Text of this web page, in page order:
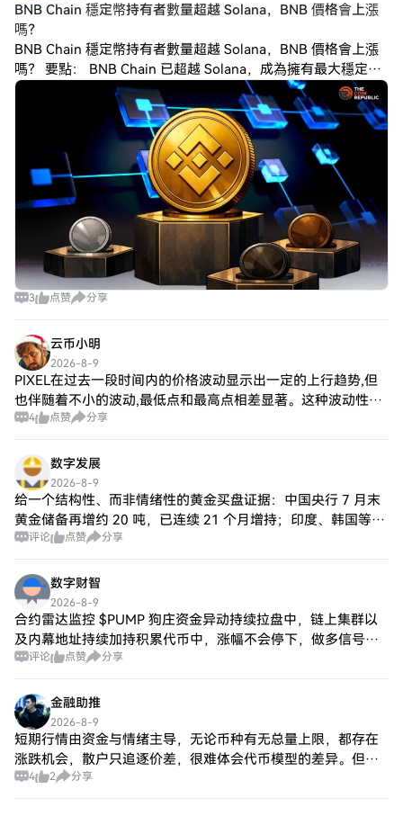
可及性。 闪电币的一大亮点是其对社区参与
的承诺。超过80%的代币被分发回社区，从
而加强了一个用户可以影响项目发展的民主
模型。这确保参与者不仅仅是用户，而是闪
电币成功的股东，促进参与感和归属感。 除
了其创新的治理结构和技术优势外，闪电币
还培养了充满活力的社区精神。通过吸引模
因文化，它吸引了众多参与者，他们不仅寻
求经济利益，还希望参与一个志同道合的社
区。 闪电币的发展历程（$BOLT） 虽然闪电
币历史上的具体里程碑尚未明确——反映出
其初生和社区驱动的特性——但可以提及一
些关键时刻： 创立：具体的创立细节尚未公
开，但该项目是在zkSync时代生态系统中出
现的。 DAO治理：该项目的DAO治理模型已
实施，允许社区积极参与决策过程。 与
zkSync时代生态系统的整合：在zkSync生态
易能力和有竞争力的低费用。 闪电币的关键
特点（$BOLT） 闪电币包含几个核心特征，
使其在拥挤的加密货币市场中脱颖而出： 社
区拥有：闪电币通过DAO由用户治理，确保
集体决策和问责制。 快速交易：利用zkSync
将交易费用减少到最低，促进包容性和可达
性。 去中心化治理：以DAO为中心的方法使
用户能够塑造项目的未来，增强了用户的所
有权感和参与感。 文化相关性：通过拥抱模
因文化，闪电币与渴望参与轻松而积极社区
发展。 结论 随着加密货币不断渗透到生活的
方方面面，闪电币在这个变革性领域中作为
一个有前途的参与者而崭露头角。基于社区
治理和尖端技术，闪电币为寻求快速、安全
和实惠交易的用户提供了吸引人的提议。通
过关注民主化和社区参与，闪电币不仅追求
参与来丰富加密生态系统。随着项目的发
展，观察这些基础原则如何影响其轨迹并培
养一个致力于其成功的繁荣社区将是非常有
趣的。
BNB Chain 穩定幣持有者數量超越 Solana，BNB 價格會上漲
嗎？
BNB Chain 穩定幣持有者數量超越 Solana，BNB 價格會上漲
嗎？ 要點： BNB Chain 已超越 Solana，成為擁有最大穩定幣
持有者基礎的區塊鏈，持有地址數量達到 7,930 萬
3 点赞 分享
云币小明
2026-8-9
PIXEL在过去一段时间内的价格波动显示出一定的上行趋势,但
也伴随着不小的波动,最低点和最高点相差显著。这种波动性为
进出场交易提供了机会,但同时也带来了风险。 买入建议 鉴于
4 点赞 分享
数字发展
2026-8-9
给一个结构性、而非情绪性的黄金买盘证据：中国央行 7 月末
黄金储备再增约 20 吨，已连续 21 个月增持；印度、韩国等新
兴市场央行同期也在补库。央行买金不看日内涨跌，是几年维
评论 点赞 分享
数字财智
2026-8-9
合约雷达监控 $PUMP 狗庄资金异动持续拉盘中，链上集群以
及内幕地址持续加持积累代币中，涨幅不会停下，做多信号！
$1000CAT 持续暴跌下挫中，拉高就是出货套人！链上异动狗
评论 点赞 分享
金融助推
2026-8-9
短期行情由资金与情绪主导，无论币种有无总量上限，都存在
涨跌机会，散户只追逐价差，很难体会代币模型的差异。但时
间会抹平题材炒作带来的短期涨幅，通胀带来的压力日积月
4 2 分享